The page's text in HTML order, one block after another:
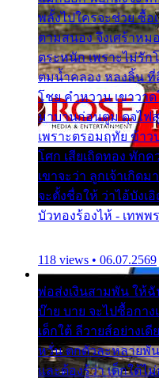
พลั้งไปใครจะช่วย ซื้อ
ตามสนอง จึงเศร้าหม
ตระหนัก เพราะไม่รั
ตมน้ำคลอง หลงลิ้น ที่
โชย คำหวาน เขาวา
มาบานก่อนตูม ดุจไฟ
เพราะตรอมฤทัย ข้าว
โศก เสียเถิดทอง พักค
เขาจะว่า ลูกเจ้าเกิด
จะตั้งชื่อให้ ว่าไอ้บังเ
บัวทองร้องไห้ - เทพพ
118 views • 06.07.2569
พ่อส่งเงินสามพัน ให้
บ๊าย บาย จะไปซื้อกาง
เด็กใต้ ลีวายส์อย่างเ
หวั่น ตกตัวละหลายพั
และต้องรู้ว่า เด็กใต้ไ